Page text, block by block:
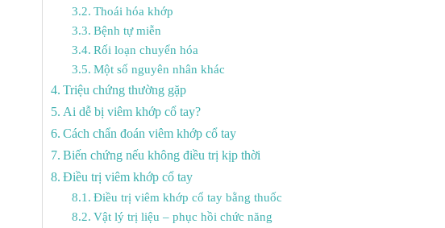
Thoái hóa khớp
Bệnh tự miễn
Rối loạn chuyển hóa
Một số nguyên nhân khác
Triệu chứng thường gặp
Ai dễ bị viêm khớp cổ tay?
Cách chẩn đoán viêm khớp cổ tay
Biến chứng nếu không điều trị kịp thời
Điều trị viêm khớp cổ tay
Điều trị viêm khớp cổ tay bằng thuốc
Vật lý trị liệu – phục hồi chức năng